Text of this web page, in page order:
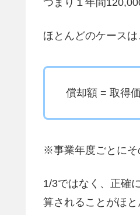
つまり１年間
ほとんどのケース
償却額 = 取得
※事業年度ごとにそ
1/3ではなく、正確
算されることがほ